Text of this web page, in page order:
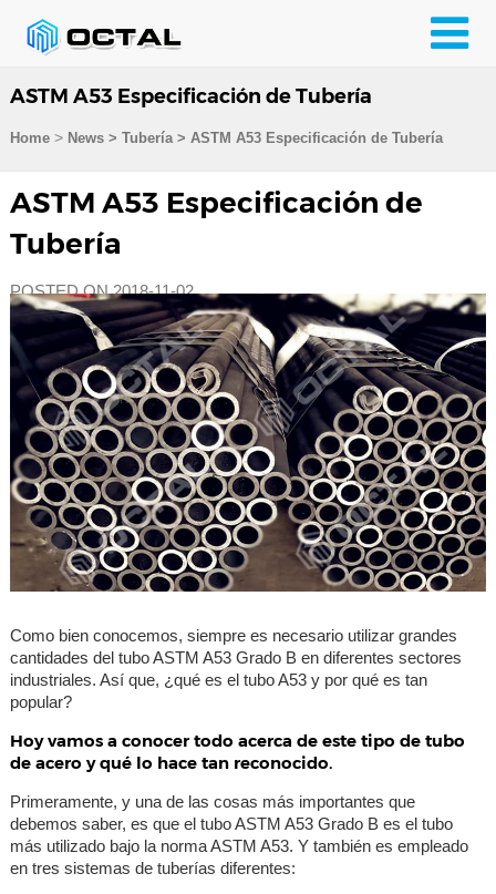
ASTM A53 Especificación de Tubería
Home> News > Tubería > ASTM A53 Especificación de Tubería
ASTM A53 Especificación de
Tubería
POSTED ON 2018-11-02
Como bien conocemos, siempre es necesario utilizar grandes
cantidades del tubo ASTM A53 Grado B en diferentes sectores
industriales. Así que, ¿qué es el tubo A53 y por qué es tan
popular?
Hoy vamos a conocer todo acerca de este tipo de tubo
de acero y qué lo hace tan reconocido.
Primeramente, y una de las cosas más importantes que
debemos saber, es que el tubo ASTM A53 Grado B es el tubo
más utilizado bajo la norma ASTM A53. Y también es empleado
en tres sistemas de tuberías diferentes: